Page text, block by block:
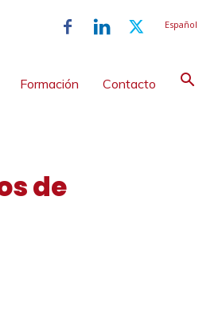
Español
Formación Contacto
de